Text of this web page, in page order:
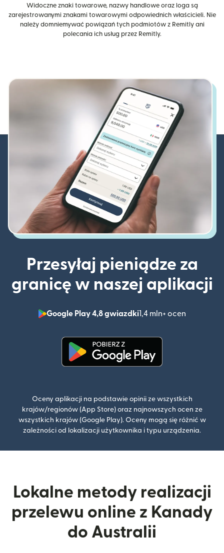
Widoczne znaki towarowe, nazwy handlowe oraz loga są
zarejestrowanymi znakami towarowymi odpowiednich właścicieli. Nie
należy domniemywać powiązań tych podmiotów z Remitly ani
polecania ich usług przez Remitly.
Przesyłaj pieniądze za
granicę w naszej aplikacji
Google Play 4,8 gwiazdki1,4 mln+ ocen
(otwiera
Oceny aplikacji na podstawie opinii ze wszystkich
krajów/regionów (App Store) oraz najnowszych ocen ze
wszystkich krajów (Google Play). Oceny mogą się różnić w
zależności od lokalizacji użytkownika i typu urządzenia.
Lokalne metody realizacji
przelewu online z Kanady
do Australii